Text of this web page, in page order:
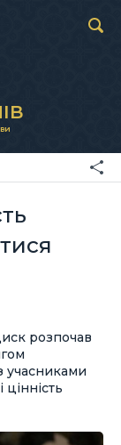
розпочав
учасниками
цінність